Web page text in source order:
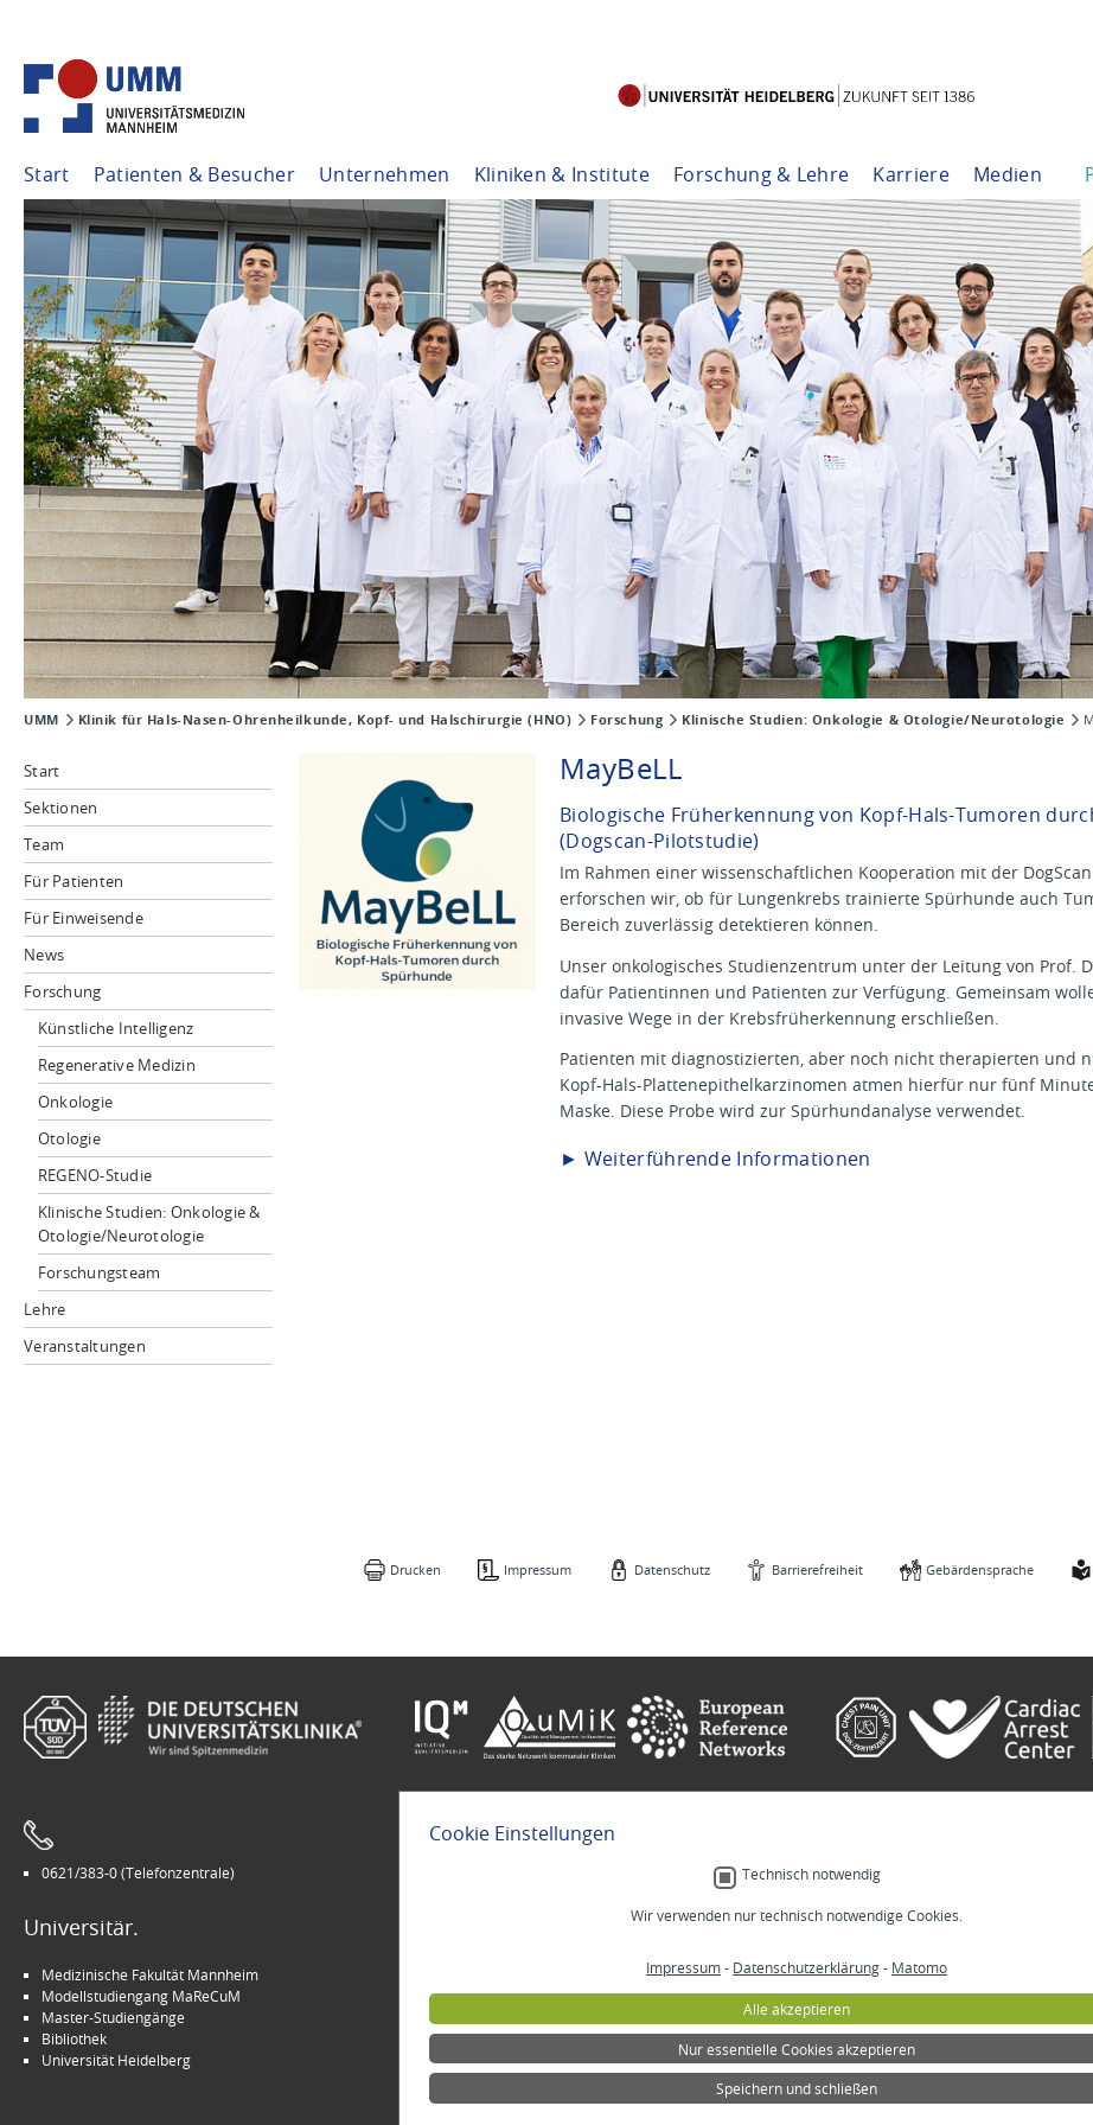
Start Patienten & Besucher Unternehmen Kliniken & Institute Forschung & Lehre Karriere Medien
UMM Klinik für Hals-Nasen-Ohrenheilkunde, Kopf- und Halschirurgie (HNO) Forschung Klinische Studien: Onkologie & Otologie/Neurotologie
Start
Sektionen
Team
Für Patienten
Für Einweisende
News
Forschung
Künstliche Intelligenz
Regenerative Medizin
Onkologie
Otologie
REGENO-Studie
Klinische Studien: Onkologie &
Otologie/Neurotologie
Forschungsteam
Lehre
Veranstaltungen
MayBeLL
Biologische Früherkennung von Kopf-Hals-Tumoren
(Dogscan-Pilotstudie)
Im Rahmen einer wissenschaftlichen Kooperation mit der
erforschen wir, ob für Lungenkrebs trainierte Spürhunde auch
Bereich zuverlässig detektieren können.
Unser onkologisches Studienzentrum unter der Leitung von Prof.
dafür Patientinnen und Patienten zur Verfügung. Gemeinsam
invasive Wege in der Krebsfrüherkennung erschließen.
Patienten mit diagnostizierten, aber noch nicht therapierten und
Kopf-Hals-Plattenepithelkarzinomen atmen hierfür nur fünf
Maske. Diese Probe wird zur Spürhundanalyse verwendet.
► Weiterführende Informationen
Drucken Impressum Datenschutz Barrierefreiheit Gebärdensprache
0621/383-0 (Telefonzentrale)
Universitär.
Medizinische Fakultät Mannheim
Modellstudiengang MaReCuM
Master-Studiengänge
Bibliothek
Universität Heidelberg
INSPIRE Living Lab
Kinder-Uni Medizin
Medizin für Mannheim
Gebärdensprache
Menschlich.
Stellenangebote
Veranstaltungen
Lob und Beschwerden
Spenden
Cookie Einstellungen
Technisch notwendig
Wir verwenden nur technisch notwendige Cookies.
Impressum- Datenschutzerklärung- Matomo
Alle akzeptieren
Nur essentielle Cookies akzeptieren
Speichern und schließen